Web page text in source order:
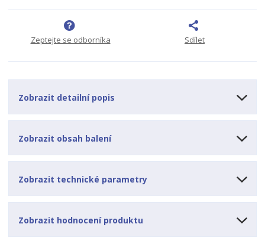
e
ž
í
s
Zeptejte se odborníka Sdílet
Zobrazit detailní popis
Zobrazit obsah balení
Zobrazit technické parametry
Zobrazit hodnocení produktu